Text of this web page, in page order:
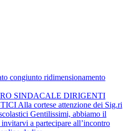
congiunto ridimensionamento
SINDACALE DIRIGENTI
Alla cortese attenzione dei Sig.ri
Gentilissimi, abbiamo il
a partecipare all’incontro